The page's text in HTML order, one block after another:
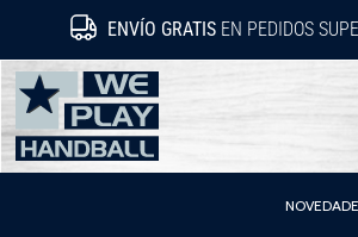
ENVÍO GRATISEN PEDIDOS
WePlayHandball.es